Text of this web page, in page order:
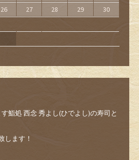
26 27 28 29
30
鮨処 西念 秀よし(ひでよし)の寿司と
します！